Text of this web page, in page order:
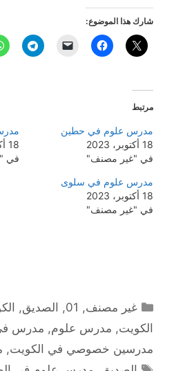
شارك هذا الموضوع:
مرتبط
مدرس علوم في حطين
18 أكتوبر، 2023
في "غير مصنف"
18 أكتوبر، 2023
في
مدرس علوم في سلوى
18 أكتوبر، 2023
في "غير مصنف"
التصنيفات
غير مصنف,
01
, الصديق,
الكويت, مدرس علوم, مدرس
مدرسين خصوصي في الكويت,
الوسوم